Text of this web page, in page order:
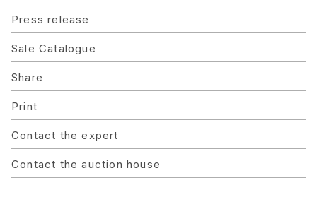
Press release
Sale Catalogue
Share
Print
Contact the expert
Contact the auction house